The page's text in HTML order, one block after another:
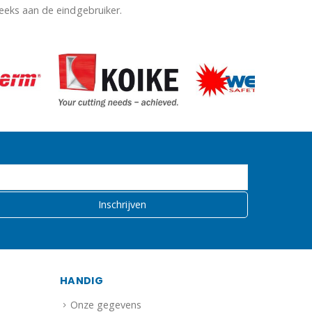
aan de eindgebruiker.
HANDIG
Onze gegevens